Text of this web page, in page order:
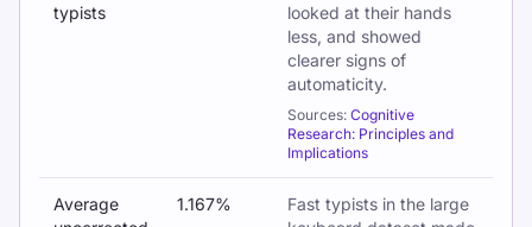
typists
looked at their hands
less, and showed
clearer signs of
automaticity.
Sources: Cognitive
Research: Principles and
Implications
Average
1.167%
Fast typists in the large